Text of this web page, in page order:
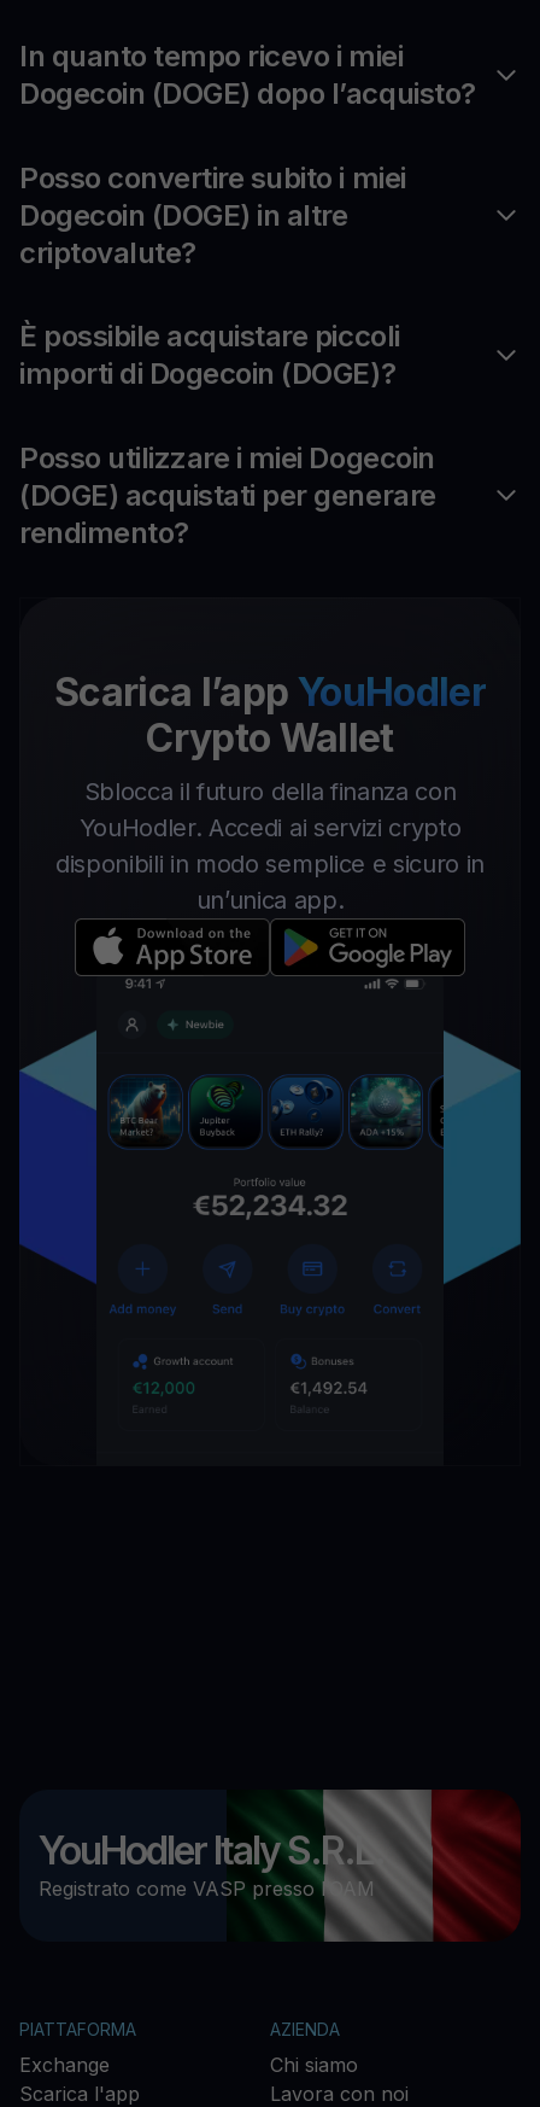
In quanto tempo ricevo i miei
Dogecoin (DOGE) dopo l’acquisto?
Posso convertire subito i miei
Dogecoin (DOGE) in altre
criptovalute?
È possibile acquistare piccoli
importi di Dogecoin (DOGE)?
Posso utilizzare i miei Dogecoin
(DOGE) acquistati per generare
rendimento?
Scarica l’app YouHodler
Crypto Wallet
Sblocca il futuro della finanza con
YouHodler. Accedi ai servizi crypto
disponibili in modo semplice e sicuro in
un’unica app.
YouHodler Italy S.R.L.
Registrato come VASP presso l’OAM
PIATTAFORMA
Exchange
Scarica l'app
AZIENDA
Chi siamo
Lavora con noi